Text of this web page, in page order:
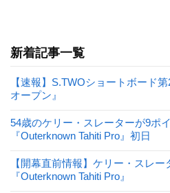
新着記事一覧
【速報】S.TWOショートボード
オープン』
54歳のケリー・スレーターが9ポ
『Outerknown Tahiti Pro』初日
【開幕直前情報】ケリー・スレ
『Outerknown Tahiti Pro』